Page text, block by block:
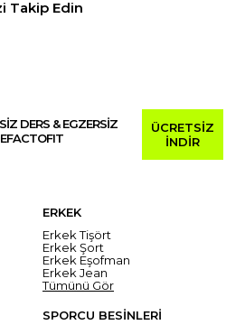
Takip Edin
DERS & EGZERSİZ
ÜCRETSİZ
İNDİR
ERKEK
Erkek Tişört
Erkek Şort
Erkek Eşofman
Erkek Jean
Tümünü Gör
SPORCU BESİNLERİ